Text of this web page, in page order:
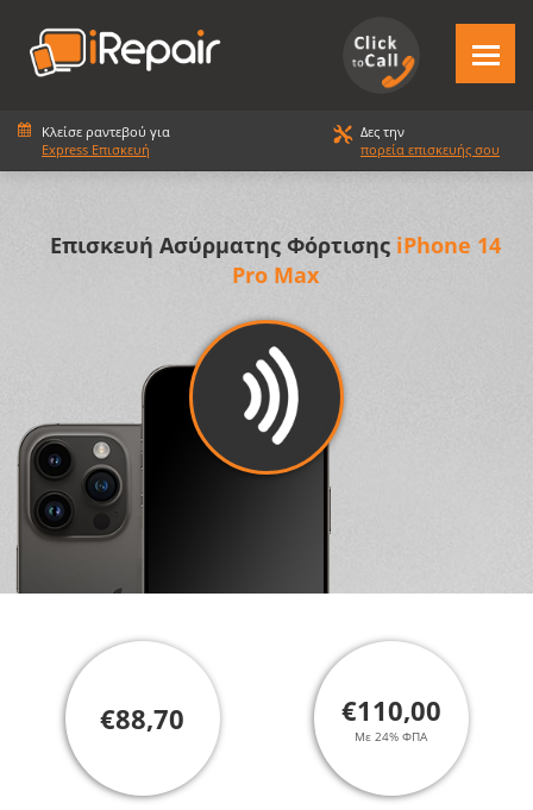
Κλείσε ραντεβού για
Express Επισκευή
Δες την
πορεία επισκευής σου
Επισκευή Ασύρματης Φόρτισης iPhone 14
Pro Max
€88,70 €110,00
Με 24% ΦΠΑ